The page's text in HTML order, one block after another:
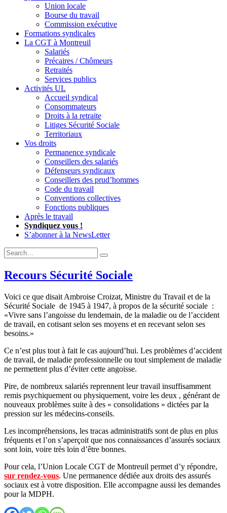
Union locale
Bourse du travail
Commission exécutive
Formations syndicales
La CGT à Montreuil
Salariés
Précaires / Chômeurs
Retraités
Services publics
Activités UL
Accueil syndical
Consommateurs
Droits à la retraite
Litiges Sécurité Sociale
Territoriaux
Vos droits
Permanence syndicale
Conseillers des salariés
Défenseurs syndicaux
Conseillers des prud’hommes
Code du travail
Conventions collectives
Fonctions publiques
Après le travail
Syndiquez vous !
S’abonner à la NewsLetter
Expand
Search
Form
Search
Recours Sécurité Sociale
Voici ce que disait Ambroise Croizat, Ministre du Travail et de la
Sécurité Sociale de 1945 à 1947, à propos de la sécurité sociale :
«Vivre sans l’angoisse du lendemain, de la maladie ou de l’accident
de travail, en cotisant selon ses moyens et en recevant selon ses
besoins.»
Ce n’est plus tout à fait le cas aujourd’hui. Les problèmes d’accident
de travail, de maladie professionnelle ou tout simplement de maladie
ne permettent plus d’éviter cette angoisse.
Pire, de nombreux salariés reprennent leur travail insuffisamment
remis psychiquement ou physiquement, voire les deux , générant de
nouveaux problèmes suite à des « consolidations » dictées par la
pression sur les médecins-conseils.
Les incompréhensions, les tracas administratifs sont de plus en plus
fréquents et l’on s’aperçoit que nos connaissances d’assurés sociaux
sont loin, voire très loin d’être bonnes.
Pour cela, l’Union Locale CGT de Montreuil permet d’y répondre,
sur rendez-vous. Une permanence dédiée aux droits des assurés
sociaux est à votre disposition. Elle accompagne aussi les demandes
pour la MDPH.